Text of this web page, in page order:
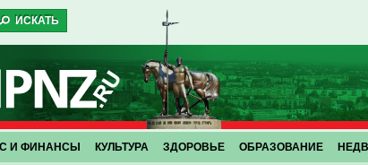
И ФИНАНСЫ КУЛЬТУРА ЗДОРОВЬЕ ОБРАЗОВАНИЕ